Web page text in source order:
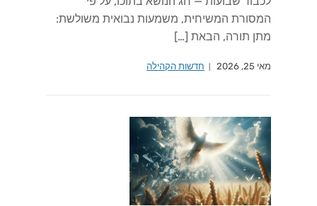
המסורת המשיחית, משמעות נבואית משולשת:
מתן תורה, הבאת […]
מאי 25, 2026 חדשות הקהילה